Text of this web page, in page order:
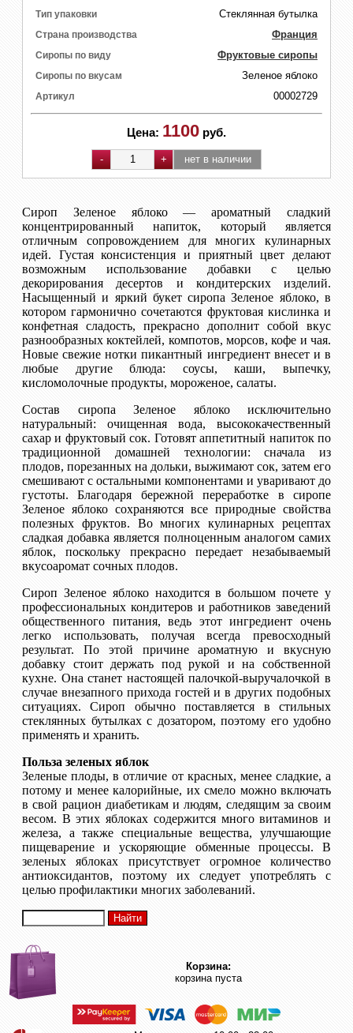
Тип упаковки Стеклянная бутылка
Страна производства Франция
Сиропы по виду Фруктовые сиропы
Сиропы по вкусам Зеленое яблоко
Артикул 00002729
Цена: 1100 руб.
Сироп Зеленое яблоко — ароматный сладкий
концентрированный напиток, который является
отличным сопровождением для многих кулинарных
идей. Густая консистенция и приятный цвет делают
возможным использование добавки с целью
декорирования десертов и кондитерских изделий.
Насыщенный и яркий букет сиропа Зеленое яблоко, в
котором гармонично сочетаются фруктовая кислинка и
конфетная сладость, прекрасно дополнит собой вкус
разнообразных коктейлей, компотов, морсов, кофе и чая.
Новые свежие нотки пикантный ингредиент внесет и в
любые другие блюда: соусы, каши, выпечку,
кисломолочные продукты, мороженое, салаты.
Состав сиропа Зеленое яблоко исключительно
натуральный: очищенная вода, высококачественный
сахар и фруктовый сок. Готовят аппетитный напиток по
традиционной домашней технологии: сначала из
плодов, порезанных на дольки, выжимают сок, затем его
смешивают с остальными компонентами и уваривают до
густоты. Благодаря бережной переработке в сиропе
Зеленое яблоко сохраняются все природные свойства
полезных фруктов. Во многих кулинарных рецептах
сладкая добавка является полноценным аналогом самих
яблок, поскольку прекрасно передает незабываемый
вкусоаромат сочных плодов.
Сироп Зеленое яблоко находится в большом почете у
профессиональных кондитеров и работников заведений
общественного питания, ведь этот ингредиент очень
легко использовать, получая всегда превосходный
результат. По этой причине ароматную и вкусную
добавку стоит держать под рукой и на собственной
кухне. Она станет настоящей палочкой-выручалочкой в
случае внезапного прихода гостей и в других подобных
ситуациях. Сироп обычно поставляется в стильных
стеклянных бутылках с дозатором, поэтому его удобно
применять и хранить.
Польза зеленых яблок
Зеленые плоды, в отличие от красных, менее сладкие, а
потому и менее калорийные, их смело можно включать
в свой рацион диабетикам и людям, следящим за своим
весом. В этих яблоках содержится много витаминов и
железа, а также специальные вещества, улучшающие
пищеварение и ускоряющие обменные процессы. В
зеленых яблоках присутствует огромное количество
антиоксидантов, поэтому их следует употреблять с
целью профилактики многих заболеваний.
Корзина:
корзина пуста